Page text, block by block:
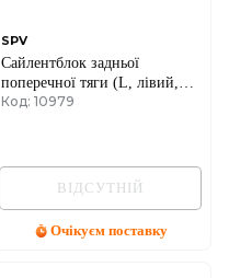
SPV
Сайлентблок задньої
поперечної тяги (L, лівий,
бочка) 44х40х12 Renault
Код: 10979
ВІДСУТНІЙ
Очікуєм поставку